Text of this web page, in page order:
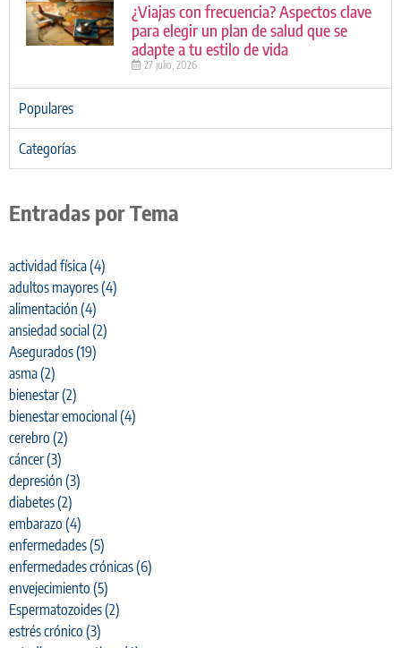
¿Viajas con frecuencia? Aspectos clave
para elegir un plan de salud que se
adapte a tu estilo de vida
27 julio, 2026
Populares
Categorías
Entradas por Tema
actividad física(4)
adultos mayores(4)
alimentación (4)
ansiedad social (2)
Asegurados(19)
asma(2)
bienestar(2)
bienestar emocional (4)
cerebro (2)
cáncer(3)
depresión (3)
diabetes(2)
embarazo (4)
enfermedades(5)
enfermedades crónicas(6)
envejecimiento (5)
Espermatozoides(2)
estrés crónico (3)